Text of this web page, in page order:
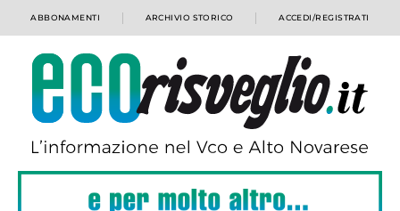
ABBONAMENTI ARCHIVIO STORICO ACCEDI/REGISTRATI